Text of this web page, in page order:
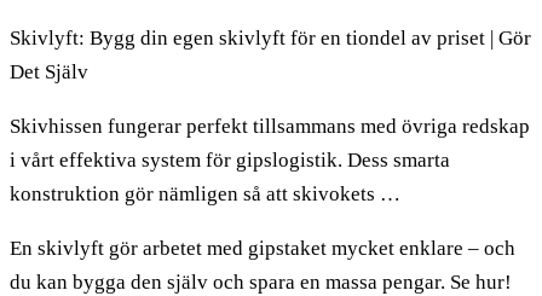
Skivlyft: Bygg din egen skivlyft för en tiondel av priset | Gör
Det Själv
Skivhissen fungerar perfekt tillsammans med övriga redskap
i vårt effektiva system för gipslogistik. Dess smarta
konstruktion gör nämligen så att skivokets …
En skivlyft gör arbetet med gipstaket mycket enklare – och
du kan bygga den själv och spara en massa pengar. Se hur!